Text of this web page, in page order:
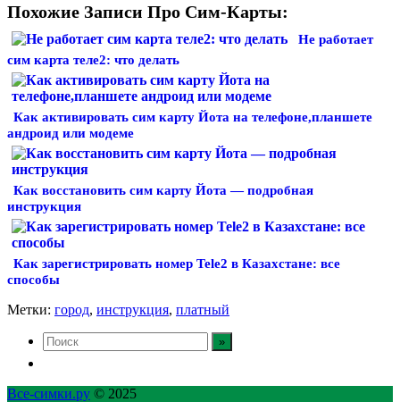
Похожие Записи Про Сим-Карты:
Не работает
сим карта теле2: что делать
Как активировать сим карту Йота на телефоне,планшете
андроид или модеме
Как восстановить сим карту Йота — подробная
инструкция
Как зарегистрировать номер Tele2 в Казахстане: все
способы
Метки: город, инструкция, платный
Все-симки.ру © 2025